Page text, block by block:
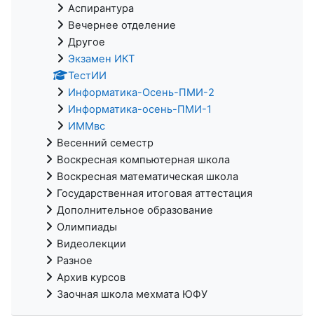
Аспирантура
Вечернее отделение
Другое
Экзамен ИКТ
ТестИИ
Информатика-Осень-ПМИ-2
Информатика-осень-ПМИ-1
ИММвс
Весенний семестр
Воскресная компьютерная школа
Воскресная математическая школа
Государственная итоговая аттестация
Дополнительное образование
Олимпиады
Видеолекции
Разное
Архив курсов
Заочная школа мехмата ЮФУ